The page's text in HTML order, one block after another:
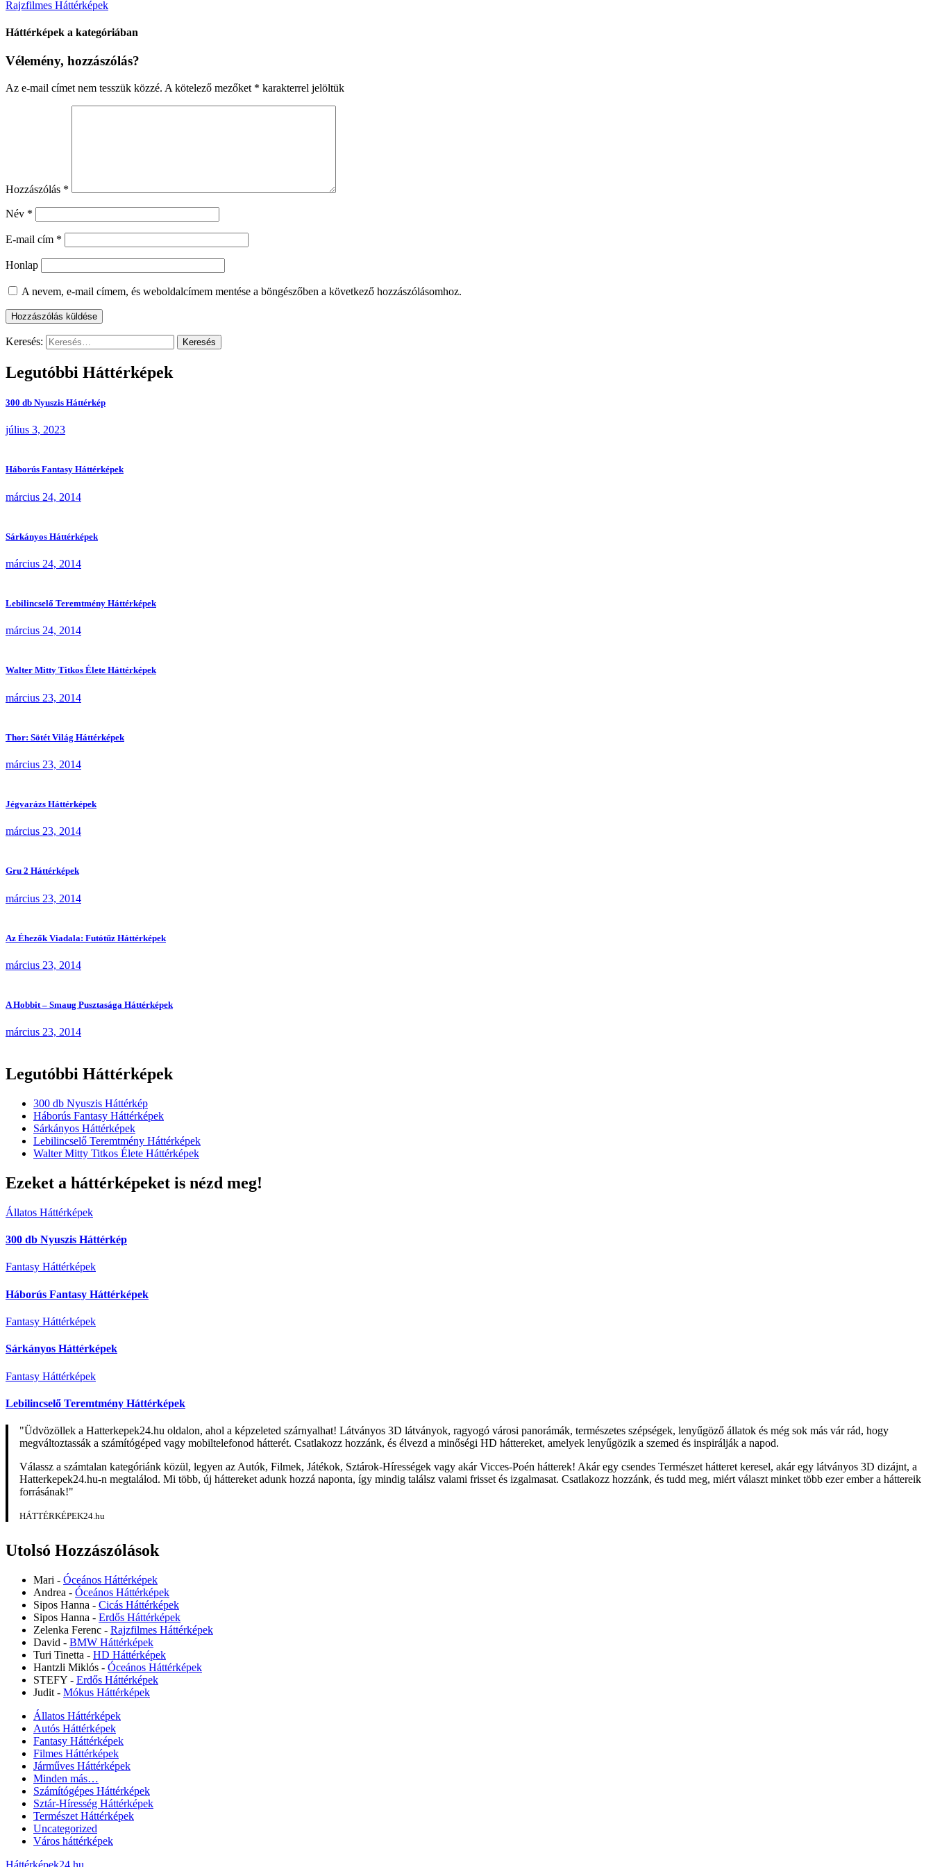
Rajzfilmes Háttérképek
Háttérképek a kategóriában
Vélemény, hozzászólás?
Az e-mail címet nem tesszük közzé. A kötelező mezőket * karakterrel jelöltük
Hozzászólás *
Név *
E-mail cím *
Honlap
A nevem, e-mail címem, és weboldalcímem mentése a böngészőben a következő hozzászólásomhoz.
Keresés:
Legutóbbi Háttérképek
300 db Nyuszis Háttérkép
július 3, 2023
Háborús Fantasy Háttérképek
március 24, 2014
Sárkányos Háttérképek
március 24, 2014
Lebilincselő Teremtmény Háttérképek
március 24, 2014
Walter Mitty Titkos Élete Háttérképek
március 23, 2014
Thor: Sötét Világ Háttérképek
március 23, 2014
Jégvarázs Háttérképek
március 23, 2014
Gru 2 Háttérképek
március 23, 2014
Az Éhezők Viadala: Futótűz Háttérképek
március 23, 2014
A Hobbit – Smaug Pusztasága Háttérképek
március 23, 2014
Legutóbbi Háttérképek
300 db Nyuszis Háttérkép
Háborús Fantasy Háttérképek
Sárkányos Háttérképek
Lebilincselő Teremtmény Háttérképek
Walter Mitty Titkos Élete Háttérképek
Ezeket a háttérképeket is nézd meg!
Állatos Háttérképek
300 db Nyuszis Háttérkép
Fantasy Háttérképek
Háborús Fantasy Háttérképek
Fantasy Háttérképek
Sárkányos Háttérképek
Fantasy Háttérképek
Lebilincselő Teremtmény Háttérképek
"Üdvözöllek a Hatterkepek24.hu oldalon, ahol a képzeleted szárnyalhat! Látványos 3D látványok, ragyogó városi panorámák, természetes szépségek, lenyűgöző állatok és még sok más vár rád, hogy
megváltoztassák a számítógéped vagy mobiltelefonod hátterét. Csatlakozz hozzánk, és élvezd a minőségi HD háttereket, amelyek lenyűgözik a szemed és inspirálják a napod.
Válassz a számtalan kategóriánk közül, legyen az Autók, Filmek, Játékok, Sztárok-Hírességek vagy akár Vicces-Poén hátterek! Akár egy csendes Természet hátteret keresel, akár egy látványos 3D dizájnt, a
Hatterkepek24.hu-n megtalálod. Mi több, új háttereket adunk hozzá naponta, így mindig találsz valami frisset és izgalmasat. Csatlakozz hozzánk, és tudd meg, miért választ minket több ezer ember a háttereik
forrásának!"
HÁTTÉRKÉPEK24.hu
Utolsó Hozzászólások
Mari - Óceános Háttérképek
Andrea - Óceános Háttérképek
Sipos Hanna - Cicás Háttérképek
Sipos Hanna - Erdős Háttérképek
Zelenka Ferenc - Rajzfilmes Háttérképek
David - BMW Háttérképek
Turi Tinetta - HD Háttérképek
Hantzli Miklós - Óceános Háttérképek
STEFY - Erdős Háttérképek
Judit - Mókus Háttérképek
Állatos Háttérképek
Autós Háttérképek
Fantasy Háttérképek
Filmes Háttérképek
Járműves Háttérképek
Minden más…
Számítógépes Háttérképek
Sztár-Híresség Háttérképek
Természet Háttérképek
Uncategorized
Város háttérképek
Háttérképek24.hu